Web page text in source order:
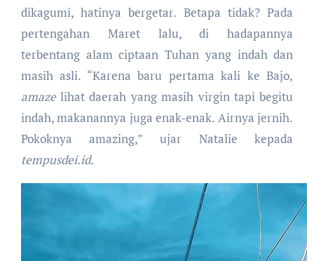
dikagumi, hatinya bergetar. Betapa tidak? Pada
pertengahan Maret lalu, di hadapannya
terbentang alam ciptaan Tuhan yang indah dan
masih asli. “Karena baru pertama kali ke Bajo,
amazelihat daerah yang masih virgin tapi begitu
indah, makanannya juga enak-enak. Airnya jernih.
Pokoknya amazing,” ujar Natalie kepada
tempusdei.id.